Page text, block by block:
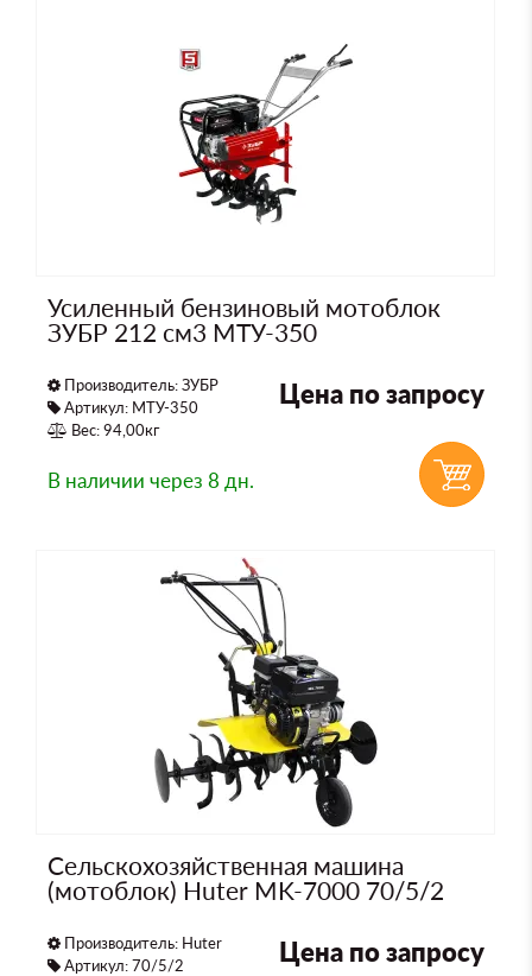
Усиленный бензиновый мотоблок
ЗУБР 212 см3 МТУ-350
Производитель:ЗУБР
Артикул: МТУ-350
Вес: 94,00кг
Цена по запросу
В наличии через 8 дн.
Сельскохозяйственная машина
(мотоблок) Huter MK-7000 70/5/2
Производитель: Huter
Артикул: 70/5/2
Цена по запросу